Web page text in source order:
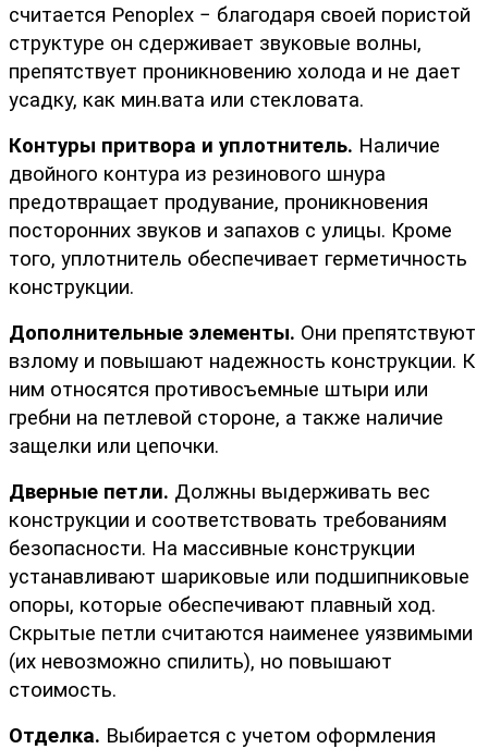
считается Penoplex − благодаря своей пористой
структуре он сдерживает звуковые волны,
препятствует проникновению холода и не дает
усадку, как мин.вата или стекловата.
Контуры притвора и уплотнитель. Наличие
двойного контура из резинового шнура
предотвращает продувание, проникновения
посторонних звуков и запахов с улицы. Кроме
того, уплотнитель обеспечивает герметичность
конструкции.
Дополнительные элементы. Они препятствуют
взлому и повышают надежность конструкции. К
ним относятся противосъемные штыри или
гребни на петлевой стороне, а также наличие
защелки или цепочки.
Дверные петли. Должны выдерживать вес
конструкции и соответствовать требованиям
безопасности. На массивные конструкции
устанавливают шариковые или подшипниковые
опоры, которые обеспечивают плавный ход.
Скрытые петли считаются наименее уязвимыми
(их невозможно спилить), но повышают
стоимость.
Отделка. Выбирается с учетом оформления